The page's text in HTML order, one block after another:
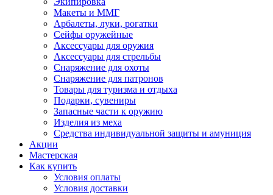
Макеты и ММГ
Арбалеты, луки, рогатки
Сейфы оружейные
Аксессуары для оружия
Аксессуары для стрельбы
Снаряжение для охоты
Снаряжение для патронов
Товары для туризма и отдыха
Подарки, сувениры
Запасные части к оружию
Изделия из меха
Средства индивидуальной защиты и амуниция
Акции
Мастерская
Как купить
Условия оплаты
Условия доставки